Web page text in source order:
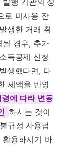
행 기관의 정
로 미사용 잔
생한 거래 취
될 경우, 추가
득공제 신청
생했다면, 다
세액을 반영
에 따라 변동
하시는 것이
규정 사용법
활용하시기 바